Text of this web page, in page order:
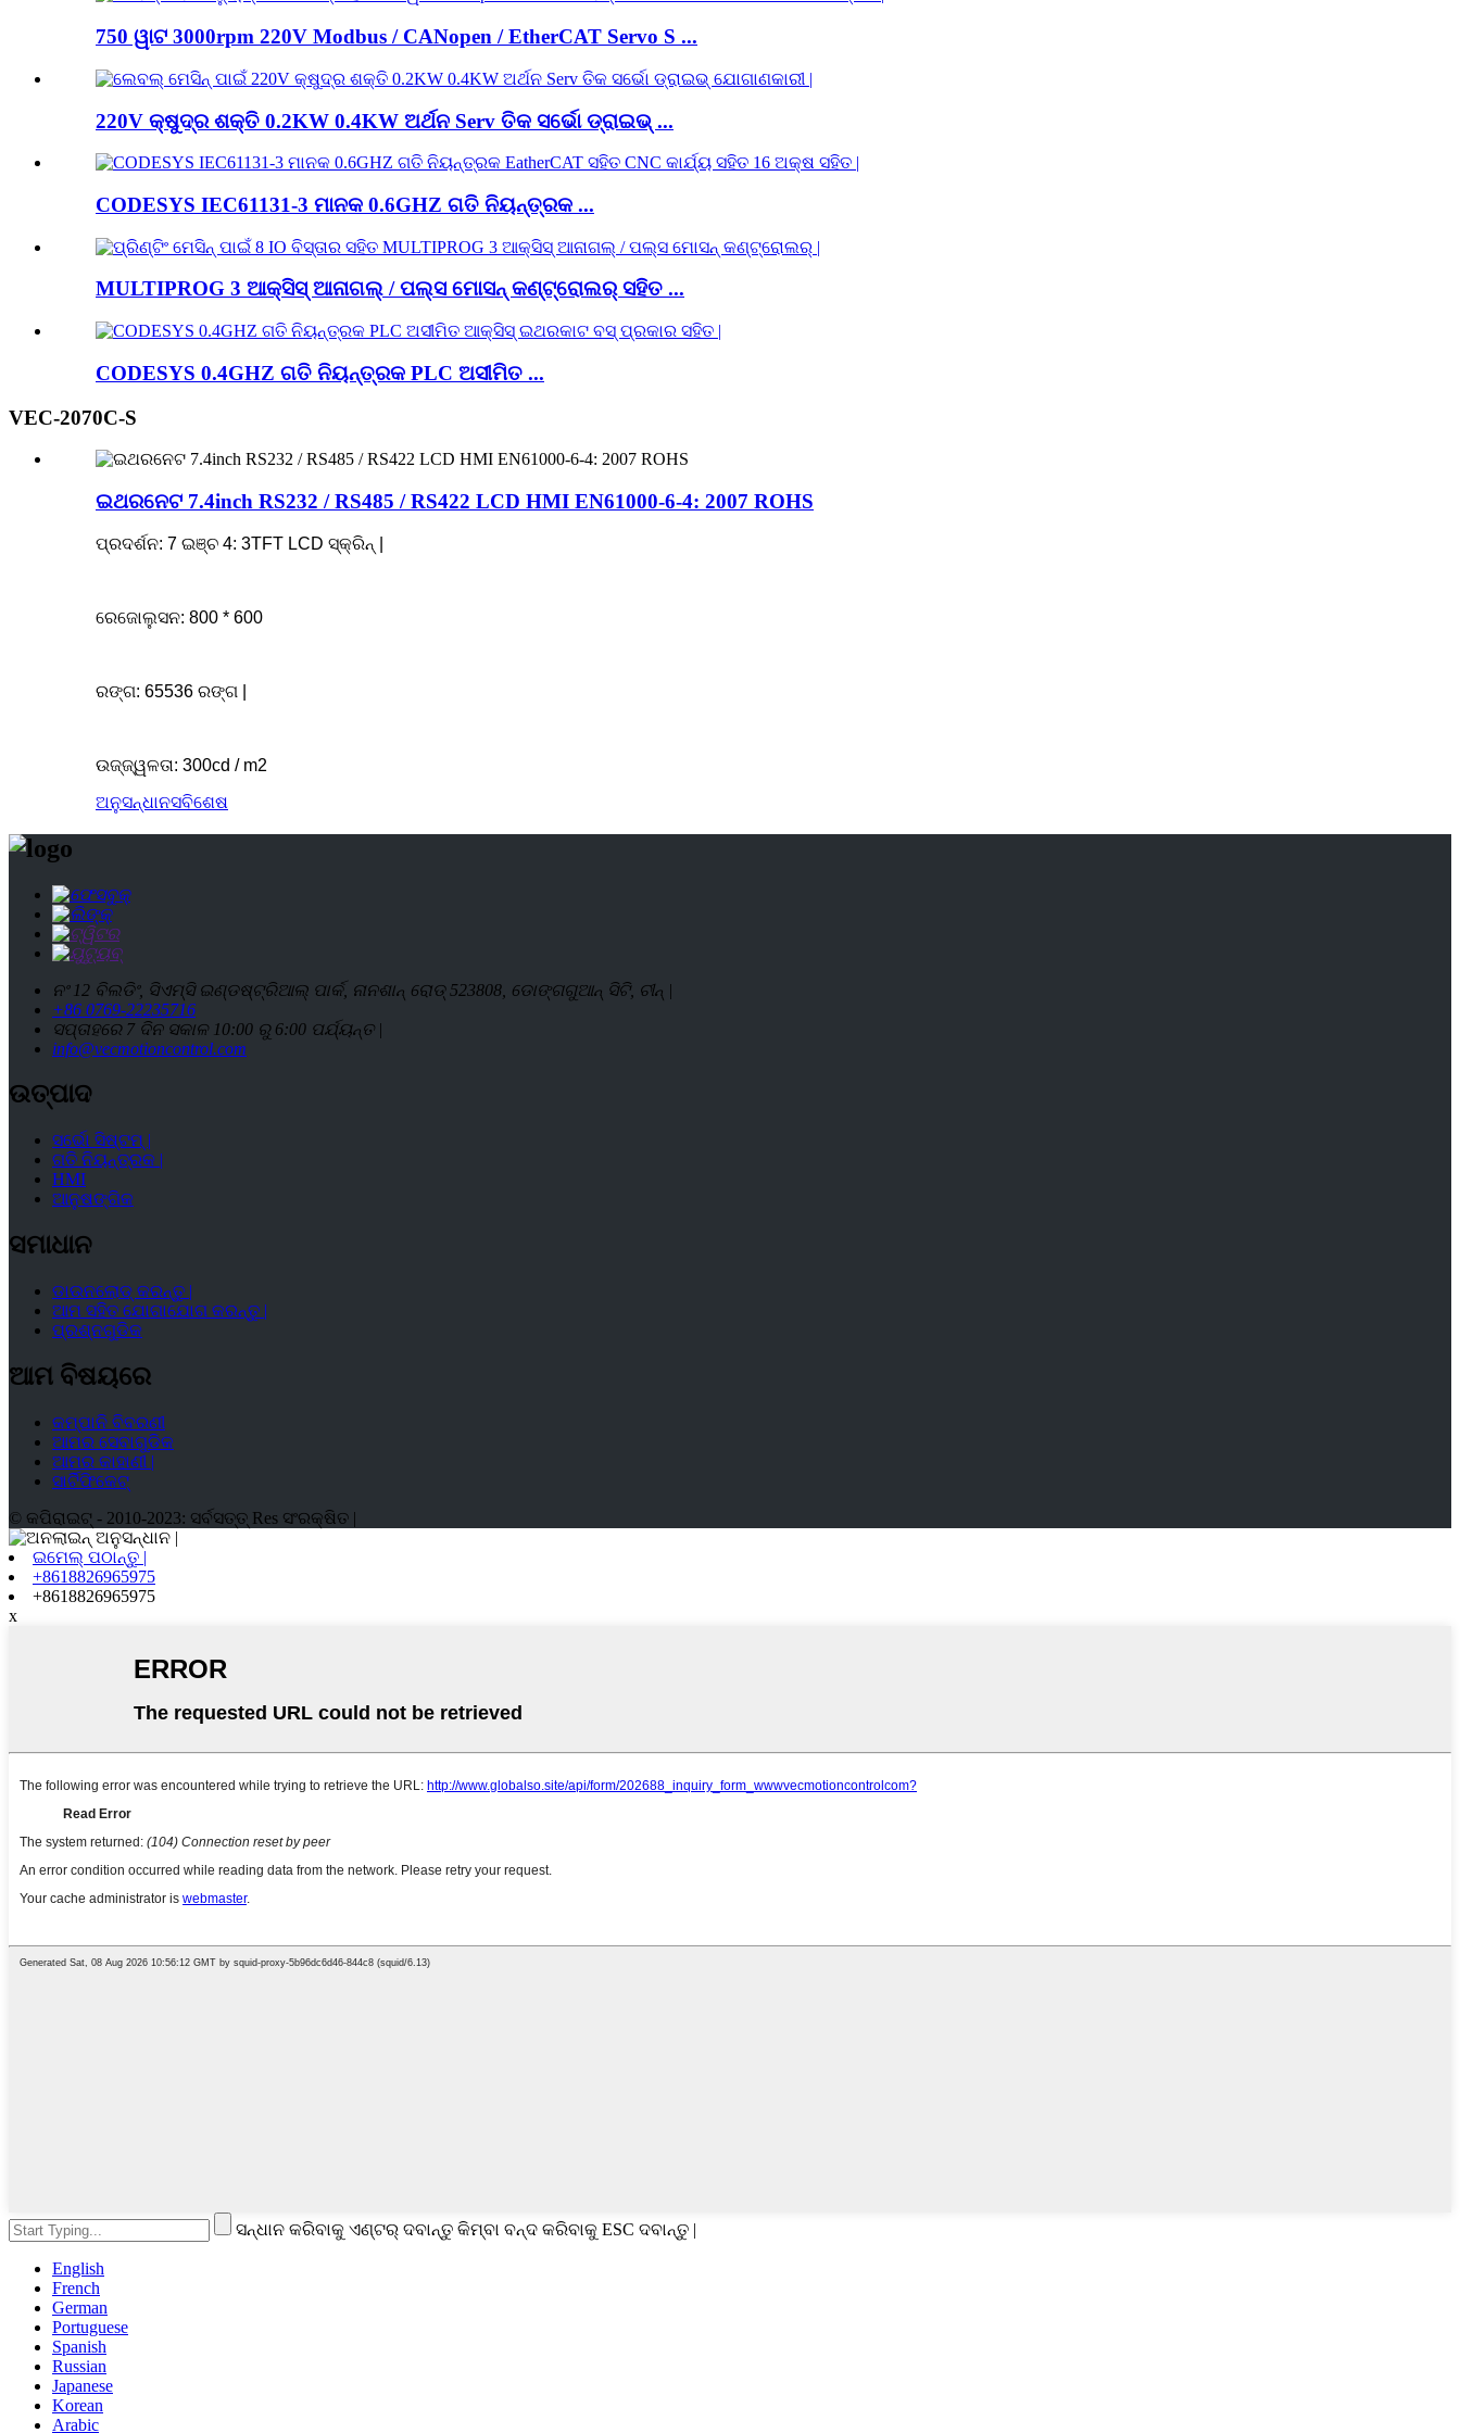
750 ୱାଟ 3000rpm 220V Modbus / CANopen / EtherCAT Servo S ...
220V କ୍ଷୁଦ୍ର ଶକ୍ତି 0.2KW 0.4KW ଅର୍ଥନ Serv ତିକ ସର୍ଭୋ ଡ୍ରାଇଭ୍ ...
CODESYS IEC61131-3 ମାନକ 0.6GHZ ଗତି ନିୟନ୍ତ୍ରକ ...
MULTIPROG 3 ଆକ୍ସିସ୍ ଆନାଗଲ୍ / ପଲ୍ସ ମୋସନ୍ କଣ୍ଟ୍ରୋଲର୍ ସହିତ ...
CODESYS 0.4GHZ ଗତି ନିୟନ୍ତ୍ରକ PLC ଅସୀମିତ ...
VEC-2070C-S
ଇଥରନେଟ 7.4inch RS232 / RS485 / RS422 LCD HMI EN61000-6-4: 2007 ROHS
ପ୍ରଦର୍ଶନ: 7 ଇଞ୍ଚ 4: 3TFT LCD ସ୍କ୍ରିନ୍ |
ରେଜୋଲୁସନ: 800 * 600
ରଙ୍ଗ: 65536 ରଙ୍ଗ |
ଉଜ୍ଜ୍ୱଳତା: 300cd / m2
ଅନୁସନ୍ଧାନସବିଶେଷ
ନଂ 12 ବିଲଡିଂ, ସିଏମ୍ସି ଇଣ୍ଡଷ୍ଟ୍ରିଆଲ୍ ପାର୍କ, ନାନଶାନ୍ ରୋଡ୍ 523808, ଡୋଙ୍ଗଗୁଆନ୍ ସିଟି, ଚୀନ୍ |
+86 0769-22235716
ସପ୍ତାହରେ 7 ଦିନ ସକାଳ 10:00 ରୁ 6:00 ପର୍ଯ୍ୟନ୍ତ |
info@vecmotioncontrol.com
ଉତ୍ପାଦ
ସର୍ଭୋ ସିଷ୍ଟମ୍ |
ଗତି ନିୟନ୍ତ୍ରକ |
HMI
ଆନୁଷଙ୍ଗିକ
ସମାଧାନ
ଡାଉନଲୋଡ୍ କରନ୍ତୁ |
ଆମ ସହିତ ଯୋଗାଯୋଗ କରନ୍ତୁ |
ପ୍ରଶ୍ନଗୁଡିକ
ଆମ ବିଷୟରେ
କମ୍ପାନି ବିବରଣୀ
ଆମର ସେବାଗୁଡିକ
ଆମର କାହାଣୀ |
ସାର୍ଟିଫିକେଟ୍
© କପିରାଇଟ୍ - 2010-2023: ସର୍ବସତ୍ତ୍ Res ସଂରକ୍ଷିତ |
ଇମେଲ୍ ପଠାନ୍ତୁ |
+8618826965975
+8618826965975
x
ସନ୍ଧାନ କରିବାକୁ ଏଣ୍ଟର୍ ଦବାନ୍ତୁ କିମ୍ବା ବନ୍ଦ କରିବାକୁ ESC ଦବାନ୍ତୁ |
English
French
German
Portuguese
Spanish
Russian
Japanese
Korean
Arabic